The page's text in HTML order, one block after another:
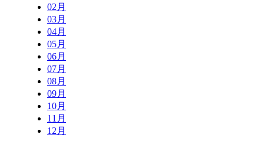
02月
03月
04月
05月
06月
07月
08月
09月
10月
11月
12月